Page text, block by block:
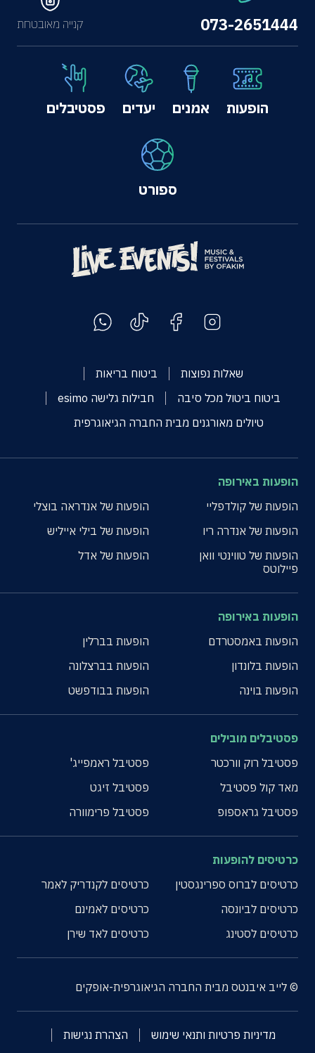
073-2651444
הופעות אמנים יעדים פסטיבלים
ספורט
קנייה מאובטחת
שאלות נפוצות
ביטוח בריאות
ביטוח ביטול מכל סיבה
חבילות גלישה esimo
טיולים מאורגנים מבית החברה הגיאוגרפית
הופעות באירופה
הופעות של קולדפליי
הופעות של אנדראה בוצלי
הופעות של אנדרה ריו
הופעות של בילי אייליש
הופעות של טווינטי וואן
פיילוטס
הופעות של אדל
הופעות באירופה
הופעות באמסטרדם
הופעות בברלין
הופעות בלונדון
הופעות בברצלונה
הופעות בוינה
הופעות בבודפשט
פסטיבלים מובילים
פסטיבל רוק וורכטר
פסטיבל ראמפייג'
מאד קול פסטיבל
פסטיבל זיגט
פסטיבל גראספופ
פסטיבל פרימוורה
כרטיסים להופעות
כרטיסים לברוס ספרינגסטין
כרטיסים לקנדריק לאמר
כרטיסים לביונסה
כרטיסים לאמינם
כרטיסים לסטינג
כרטיסים לאד שירן
© לייב איבנטס מבית החברה הגיאוגרפית-אופקים
מדיניות פרטיות ותנאי שימוש
הצהרת נגישות